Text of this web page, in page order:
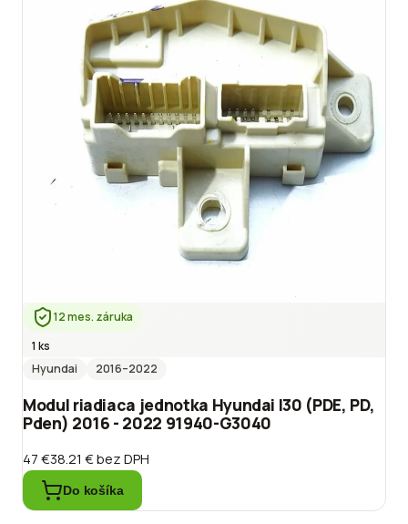
12 mes. záruka
1 ks
Hyundai
2016–2022
Modul riadiaca jednotka Hyundai I30 (PDE, PD,
Pden) 2016 - 2022 91940-G3040
47 €38.21 €bez DPH
Do košíka